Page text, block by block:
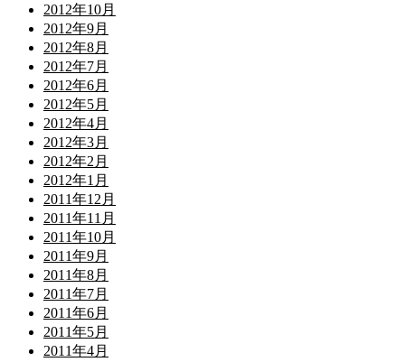
2012年10月
2012年9月
2012年8月
2012年7月
2012年6月
2012年5月
2012年4月
2012年3月
2012年2月
2012年1月
2011年12月
2011年11月
2011年10月
2011年9月
2011年8月
2011年7月
2011年6月
2011年5月
2011年4月